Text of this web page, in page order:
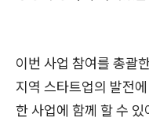
이번 사업 참여를 총괄
지역 스타트업의 발전
한 사업에 함께 할 수